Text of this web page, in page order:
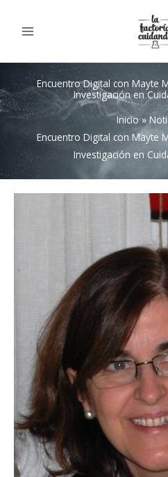
Encuentro Digital con Mayte
Investigación en
Inicio
Encuentro Digital con Mayte
Investigación en